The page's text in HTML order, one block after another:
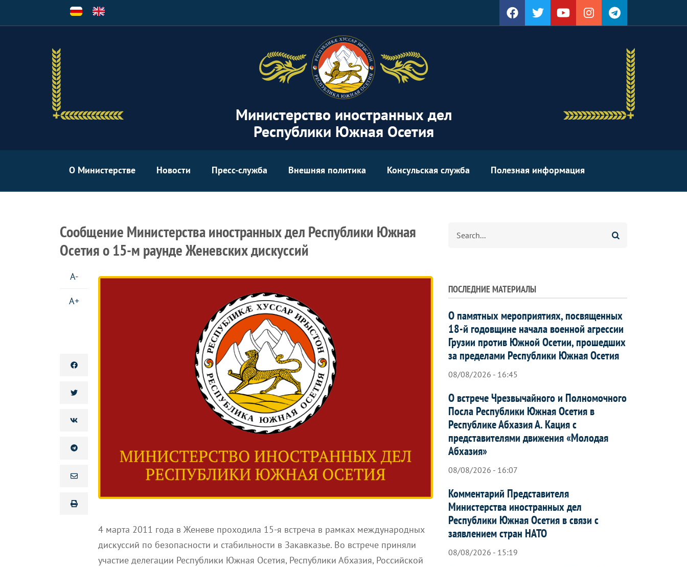
Министерство иностранных дел
Республики Южная Осетия
О Министерстве Новости Пресс-служба Внешняя политика Консульская служба Полезная информация
Сообщение Министерства иностранных дел Республики Южная
Осетия o 15-м раунде Женевских дискуссий
A-
A+
4 марта 2011 года в Женеве проходила 15-я встреча в рамках международных
дискуссий по безопасности и стабильности в Закавказье. Во встрече приняли
участие делегации Республики Южная Осетия, Республики Абхазия, Российской
ПОСЛЕДНИЕ МАТЕРИАЛЫ
О памятных мероприятиях, посвященных
18-й годовщине начала военной агрессии
Грузии против Южной Осетии, прошедших
за пределами Республики Южная Осетия
08/08/2026 - 16:45
О встрече Чрезвычайного и Полномочного
Посла Республики Южная Осетия в
Республике Абхазия А. Кация с
представителями движения «Молодая
Абхазия»
08/08/2026 - 16:07
Комментарий Представителя
Министерства иностранных дел
Республики Южная Осетия в связи с
заявлением стран НАТО
08/08/2026 - 15:19